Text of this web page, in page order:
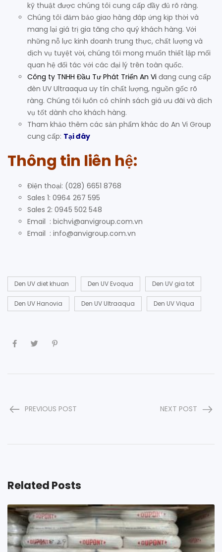
kỹ thuật được chúng tôi cung cấp đầy đủ rõ ràng.
Chúng tôi đảm bảo giao hàng đáp ứng kịp thời và
mang lại giá trị gia tăng cho quý khách hàng. Với
những nỗ lực kinh doanh trung thực, chất lượng và
dịch vụ tuyệt vời, chúng tôi mong muốn thiết lập mối
quan hệ đối tác với các đại lý trên toàn quốc.
Công ty TNHH Đầu Tư Phát Triển An Vi đang cung cấp
đèn UV Ultraaqua uy tín chất lượng, nguồn gốc rõ
ràng. Chúng tôi luôn có chính sách giá ưu đãi và dịch
vụ tốt dành cho khách hàng.
Tham khảo thêm các sản phẩm khác do An Vi Group
cung cấp: Tại đây
Thông tin liên hệ:
Điện thoại: (028) 6651 8768
Sales 1: 0964 267 595
Sales 2: 0945 502 548
Email : bichvi@anvigroup.com.vn
Email : info@anvigroup.com.vn
Den UV diet khuan Den UV Evoqua Den UV gia tot
Den UV Hanovia Den UV Ultraaqua Den UV Viqua
PREVIOUS POST NEXT POST
Related Posts